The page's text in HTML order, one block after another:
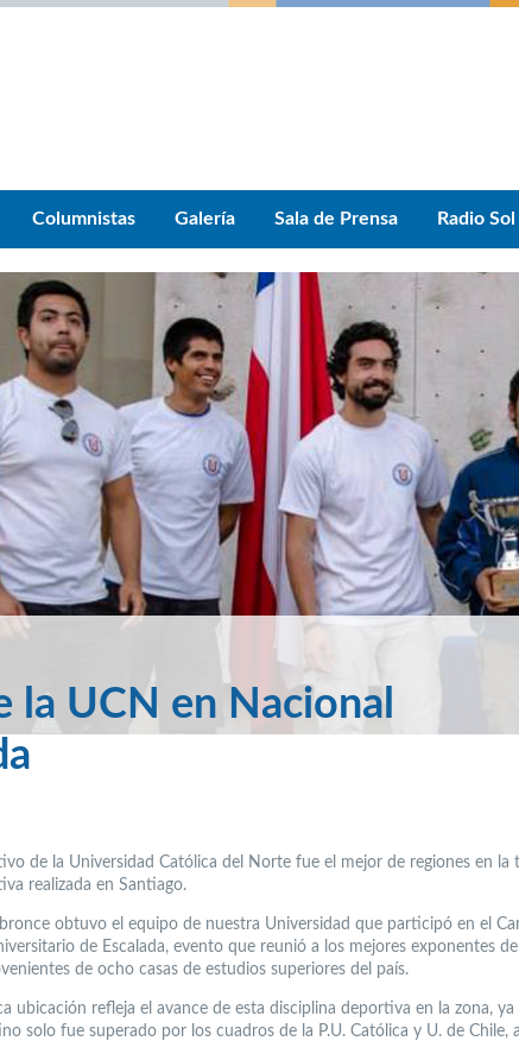
Columnistas Galería Sala de Prensa Radio Sol
la UCN en Nacional
de la Universidad Católica del Norte fue el mejor de regiones en la
realizada en Santiago.
obtuvo el equipo de nuestra Universidad que participó en el
de Escalada, evento que reunió a los mejores exponentes
de ocho casas de estudios superiores del país.
ubicación refleja el avance de esta disciplina deportiva en la zona, ya
solo fue superado por los cuadros de la P.U. Católica y U. de Chile,